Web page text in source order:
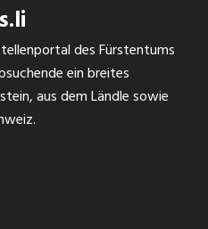
des Fürstentums
ein breites
aus dem Ländle sowie